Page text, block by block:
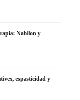
Nabilon y
espasticidad y